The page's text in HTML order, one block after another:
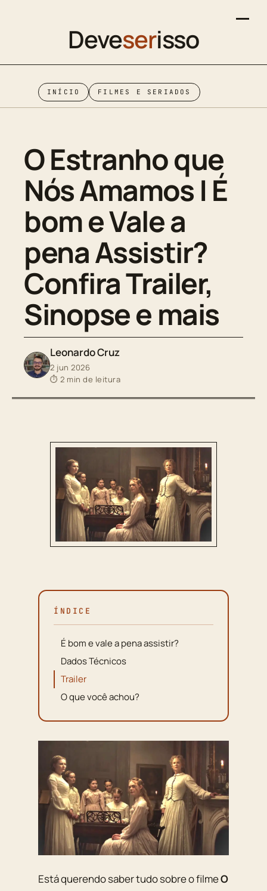
Deveserisso
INÍCIO FILMES E SERIADOS
O Estranho que
Nós Amamos | É
bom e Vale a
pena Assistir?
Confira Trailer,
Sinopse e mais
Leonardo Cruz
2 jun 2026
⏱ 2 min de leitura
ÍNDICE
É bom e vale a pena assistir?
Dados Técnicos
Trailer
O que você achou?
Está querendo saber tudo sobre o filmeO